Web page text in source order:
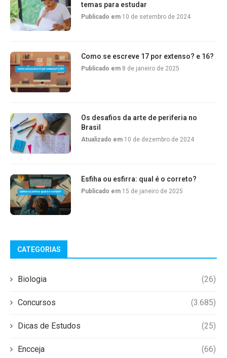
temas para estudar
Publicado em 10 de setembro de 2024
Como se escreve 17 por extenso? e 16?
Publicado em 8 de janeiro de 2025
Os desafios da arte de periferia no
Brasil
Atualizado em 10 de dezembro de 2024
Esfiha ou esfirra: qual é o correto?
Publicado em 15 de janeiro de 2025
CATEGORIAS
Biologia (26)
Concursos (3.685)
Dicas de Estudos (25)
Encceja (66)